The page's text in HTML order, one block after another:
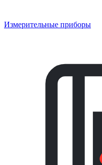
Измерительные приборы